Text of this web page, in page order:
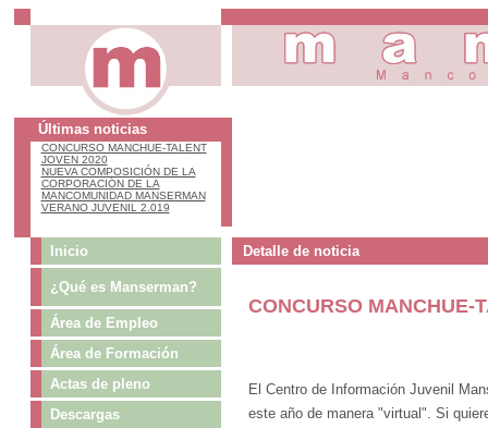
Últimas noticias
CONCURSO MANCHUE-TALENT
JOVEN 2020
NUEVA COMPOSICIÓN DE LA
CORPORACIÓN DE LA
MANCOMUNIDAD MANSERMAN
VERANO JUVENIL 2.019
Inicio
¿Qué es Manserman?
Área de Empleo
Área de Formación
Actas de pleno
Descargas
Detalle de noticia
CONCURSO MANCHUE-
El Centro de Información Juvenil
este año de manera "virtual". Si